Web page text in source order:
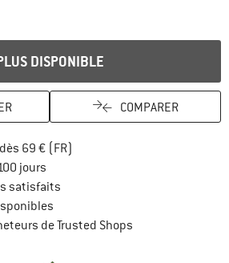
DISPONIBLE
COMPARER
69 € (FR)
jours
satisfaits
de Trusted Shops